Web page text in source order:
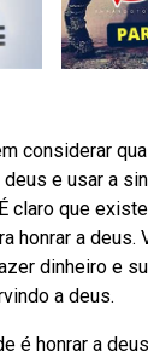
considerar
e usar a
claro que
honrar a deus.
dinheiro e
a deus.
é honrar a